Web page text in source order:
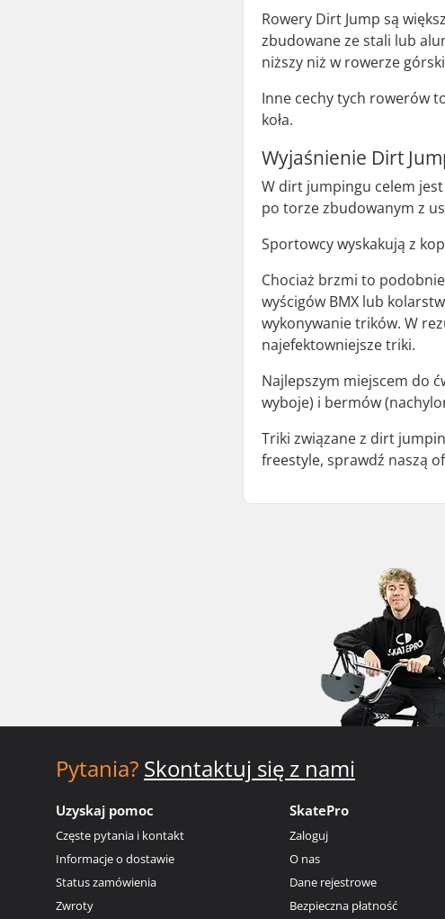
Rowery Dirt Jump są
zbudowane ze stali lub
niższy niż w rowerze
Inne cechy tych rowerów
koła.
Wyjaśnienie Dirt
W dirt jumpingu celem
po torze zbudowanym z
Sportowcy wyskakują z
Chociaż brzmi to
wyścigów BMX lub
wykonywanie trików. W
najefektowniejsze triki.
Najlepszym miejscem do
wyboje) i bermów
Triki związane z dirt
freestyle, sprawdź naszą
Pytania? Skontaktuj się z nami
Uzyskaj pomoc
Częste pytania i kontakt
Informacje o dostawie
Status zamówienia
Zwroty
SkatePro
Zaloguj
O nas
Dane rejestrowe
Bezpieczna płatność